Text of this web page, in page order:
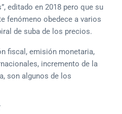
editado en 2018 pero que su
fenómeno obedece a varios
de suba de los precios.
fiscal, emisión monetaria,
incremento de la
son algunos de los